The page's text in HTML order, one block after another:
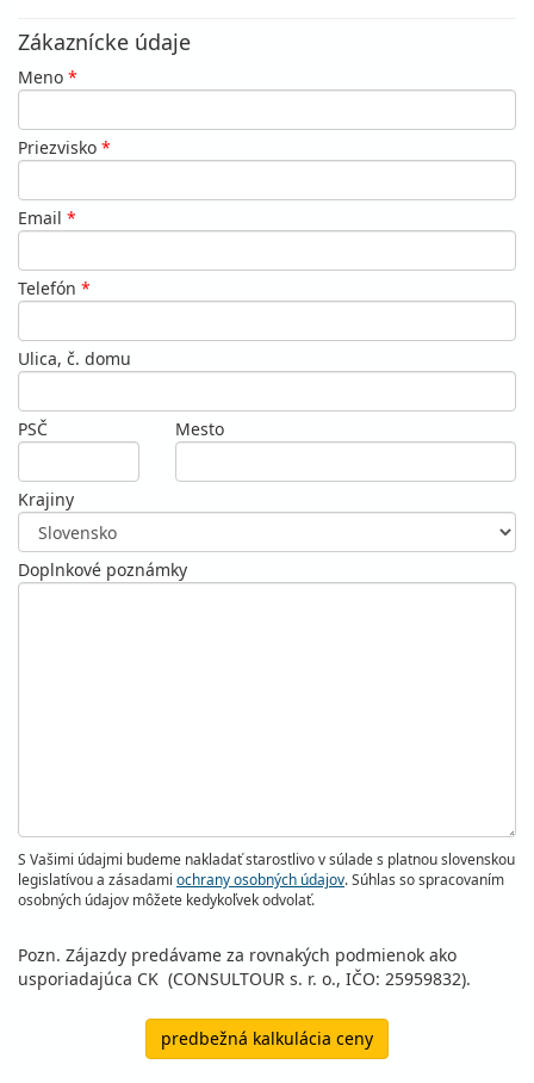
Zákaznícke údaje
Meno *
Priezvisko *
Email *
Telefón *
Ulica, č. domu
PSČ Mesto
Krajiny
Doplnkové poznámky
S Vašimi údajmi budeme nakladať starostlivo v súlade s platnou slovenskou
legislatívou a zásadami ochrany osobných údajov. Súhlas so spracovaním
osobných údajov môžete kedykoľvek odvolať.
Pozn. Zájazdy predávame za rovnakých podmienok ako
usporiadajúca CK (CONSULTOUR s. r. o., IČO: 25959832).
predbežná kalkulácia ceny